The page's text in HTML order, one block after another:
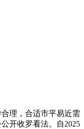
理，合适市平易近需
开收罗看法。自2025